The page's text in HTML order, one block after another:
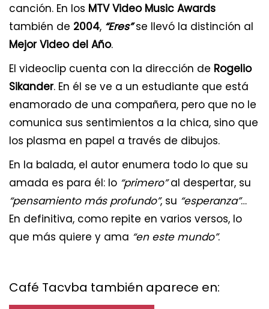
canción. En los MTV Video Music Awards
también de 2004, “Eres”se llevó la distinción al
Mejor Video del Año.
El videoclip cuenta con la dirección de Rogelio
Sikander. En él se ve a un estudiante que está
enamorado de una compañera, pero que no le
comunica sus sentimientos a la chica, sino que
los plasma en papel a través de dibujos.
En la balada, el autor enumera todo lo que su
amada es para él: lo “primero”al despertar, su
“pensamiento más profundo”, su “esperanza”…
En definitiva, como repite en varios versos, lo
que más quiere y ama “en este mundo”.
Café Tacvba también aparece en: